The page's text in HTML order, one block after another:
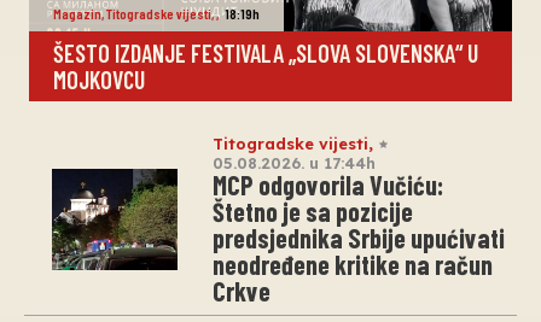
Magazin,Titogradske vijesti,, 18:19h
ŠESTO IZDANJE FESTIVALA „SLOVA SLOVENSKA“ U
MOJKOVCU
Titogradske vijesti,
05.08.2026. u 17:44h
MCP odgovorila Vučiću:
Štetno je sa pozicije
predsjednika Srbije upućivati
neodređene kritike na račun
Crkve